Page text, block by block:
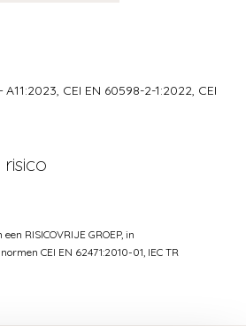
A11:2023, CEI EN 60598-2-1:2022, CEI
RISICOVRIJE GROEP, in
CEI EN 62471:2010-01, IEC TR